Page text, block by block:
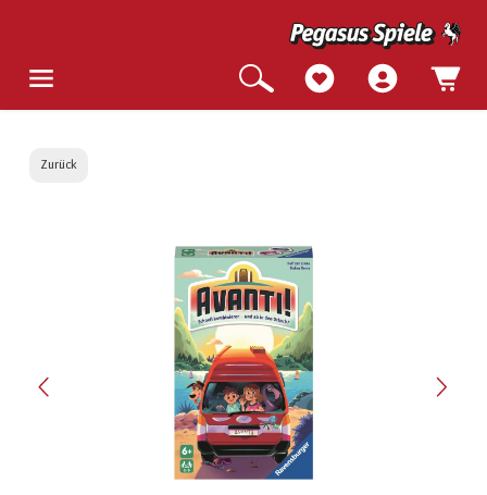
Zurück
Bildergalerie überspringen